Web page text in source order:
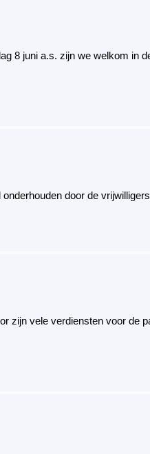
8 juni a.s. zijn we welkom in
onderhouden door de
vele verdiensten voor de